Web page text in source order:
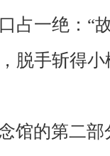
占一绝：“
脱手斩得
馆的第二部